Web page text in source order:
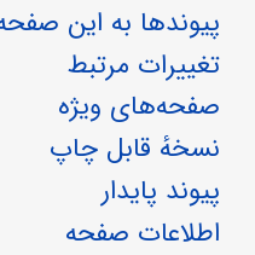
پیوندها به این
تغییرات مرتبط
صفحه‌های ویژه
نسخهٔ قابل چاپ
پیوند پایدار
اطلاعات صفحه